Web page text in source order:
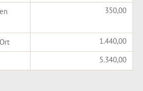
350,00
1.440,00
5.340,00